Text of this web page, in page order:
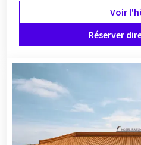
Voir
Réserver